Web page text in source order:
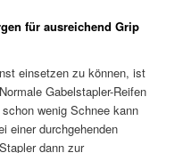
für ausreichend Grip
einsetzen zu können, ist
Gabelstapler-Reifen
wenig Schnee kann
einer durchgehenden
dann zur